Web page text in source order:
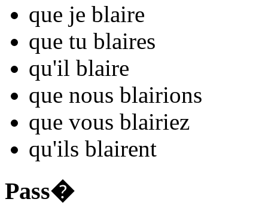
que je blaire
que tu blaires
qu'il blaire
que nous blairions
que vous blairiez
qu'ils blairent
Pass�